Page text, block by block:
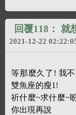
回覆118： 就
2021-12-22
等那麼久了! 我
雙魚座的瘦1!
祈什麼~求什麼~
你出現再說